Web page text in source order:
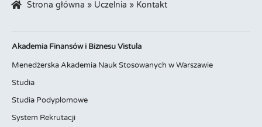
Strona główna » Uczelnia » Kontakt
Akademia Finansów i Biznesu Vistula
Menedżerska Akademia Nauk Stosowanych w Warszawie
Studia
Studia Podyplomowe
System Rekrutacji